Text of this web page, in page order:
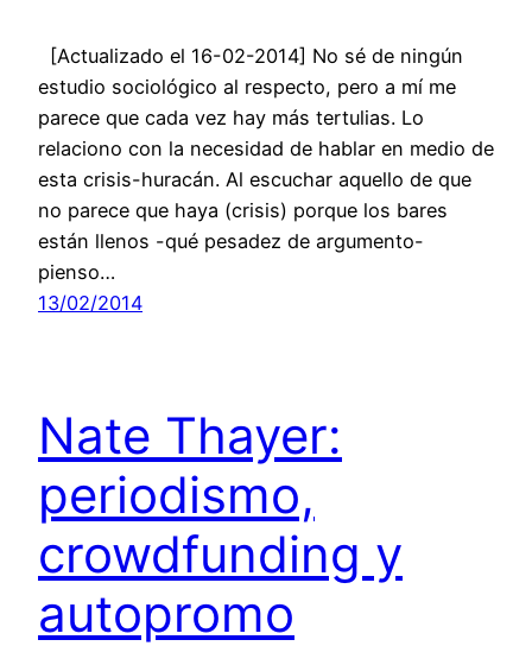
[Actualizado el 16-02-2014] No sé de ningún
estudio sociológico al respecto, pero a mí me
parece que cada vez hay más tertulias. Lo
relaciono con la necesidad de hablar en medio de
esta crisis-huracán. Al escuchar aquello de que
no parece que haya (crisis) porque los bares
están llenos -qué pesadez de argumento-
pienso…
13/02/2014
Nate Thayer:
periodismo,
crowdfunding y
autopromo